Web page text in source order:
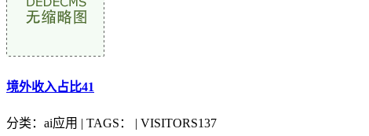
境外收入占比41
分类：ai应用 | TAGS： | VISITORS137